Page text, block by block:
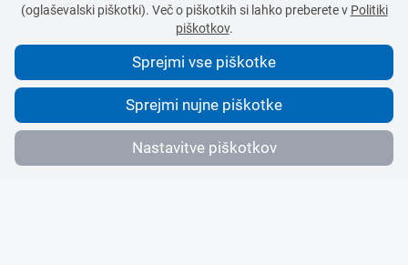
(oglaševalski piškotki). Več o piškotkih si lahko preberete v Politiki
piškotkov.
Sprejmi vse piškotke
Sprejmi nujne piškotke
Nastavitve piškotkov